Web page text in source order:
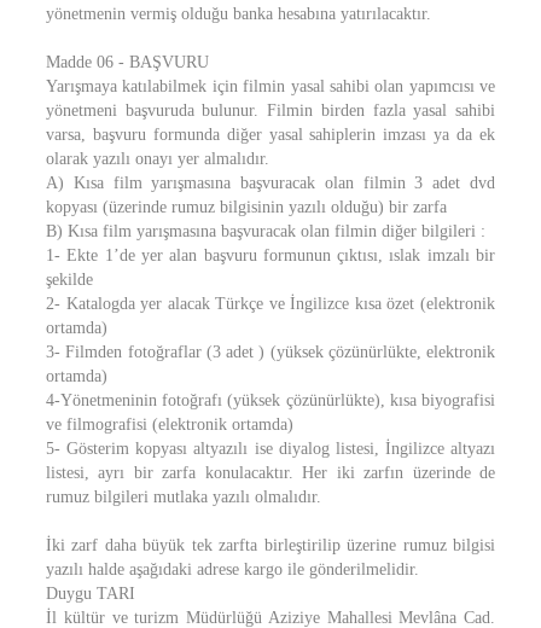
yönetmenin vermiş olduğu banka hesabına yatırılacaktır.
Madde 06 - BAŞVURU
Yarışmaya katılabilmek için filmin yasal sahibi olan yapımcısı ve
yönetmeni başvuruda bulunur. Filmin birden fazla yasal sahibi
varsa, başvuru formunda diğer yasal sahiplerin imzası ya da ek
olarak yazılı onayı yer almalıdır.
A) Kısa film yarışmasına başvuracak olan filmin 3 adet dvd
kopyası (üzerinde rumuz bilgisinin yazılı olduğu) bir zarfa
B) Kısa film yarışmasına başvuracak olan filmin diğer bilgileri :
1- Ekte 1’de yer alan başvuru formunun çıktısı, ıslak imzalı bir
şekilde
2- Katalogda yer alacak Türkçe ve İngilizce kısa özet (elektronik
ortamda)
3- Filmden fotoğraflar (3 adet ) (yüksek çözünürlükte, elektronik
ortamda)
4-Yönetmeninin fotoğrafı (yüksek çözünürlükte), kısa biyografisi
ve filmografisi (elektronik ortamda)
5- Gösterim kopyası altyazılı ise diyalog listesi, İngilizce altyazı
listesi, ayrı bir zarfa konulacaktır. Her iki zarfın üzerinde de
rumuz bilgileri mutlaka yazılı olmalıdır.
İki zarf daha büyük tek zarfta birleştirilip üzerine rumuz bilgisi
yazılı halde aşağıdaki adrese kargo ile gönderilmelidir.
Duygu TARI
İl kültür ve turizm Müdürlüğü Aziziye Mahallesi Mevlâna Cad.